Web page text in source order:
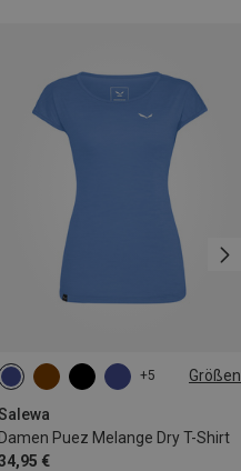
+5 Größen
Damen Puez Melange Dry T-Shirt
€
XS S M